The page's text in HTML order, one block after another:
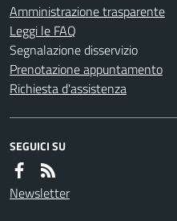
Amministrazione trasparente
Leggi le FAQ
Segnalazione disservizio
Prenotazione appuntamento
Richiesta d'assistenza
SEGUICI SU
Newsletter